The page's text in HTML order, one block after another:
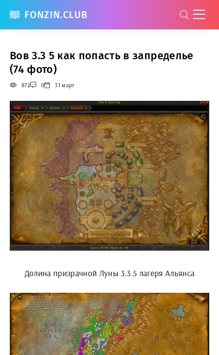
FONZIN.CLUB
Вов 3.3 5 как попасть в запределье
(74 фото)
872 0 31 март
Долина призрачной Луны 3.3.5 лагеря Альянса